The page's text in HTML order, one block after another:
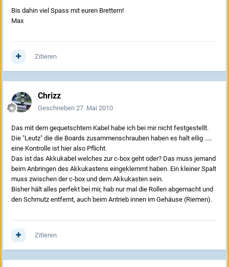
Bis dahin viel Spass mit euren Brettern!
Max
Zitieren
Chrizz
Geschrieben 27. Mai 2010
Das mit dem gequetschtem Kabel habe ich bei mir nicht festgestellt.
Die "Leutz" die die Boards zusammenschrauben haben es halt eilig .....
eine Kontrolle ist hier also Pflicht.
Das ist das Akkukabel welches zur c-box geht oder? Das muss jemand
beim Anbringen des Akkukastens eingeklemmt haben. Ein kleiner Spalt
muss zwischen der c-box und dem Akkukasten sein.
Bisher hält alles perfekt bei mir, hab nur mal die Rollen abgemacht und
den Schmutz entfernt, auch beim Antrieb innen im Gehäuse (Riemen).
Zitieren